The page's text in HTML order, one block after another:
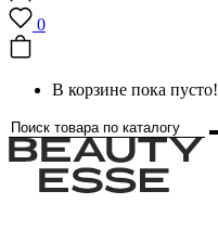
0
В корзине пока пусто!